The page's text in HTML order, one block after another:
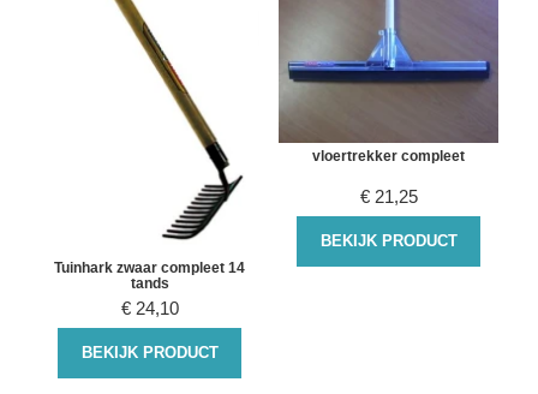
Tuinhark zwaar compleet 14
tands
€ 24,10
BEKIJK PRODUCT
vloertrekker compleet
€ 21,25
BEKIJK PRODUCT